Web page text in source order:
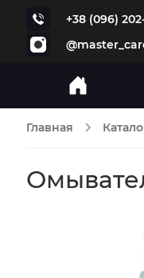
+38 (096)
Главная